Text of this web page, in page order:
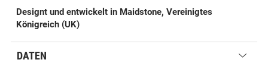
Designt und entwickelt in Maidstone, Vereinigtes
Königreich (UK)
DATEN